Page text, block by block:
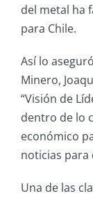
del metal ha
para Chile.
Así lo
Minero,
“Visión de
dentro de lo
económico
noticias para
Una de las